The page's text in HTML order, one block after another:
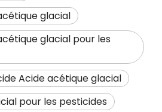
glacial
glacial pour les
Acide acétique glacial
pour les pesticides